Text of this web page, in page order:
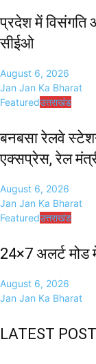
प्रदेश में विसंगति
सीईओ
August 6, 2026
Jan Jan Ka Bharat
Featuredउत्तराखंड
बनबसा रेलवे
एक्सप्रेस, रेल
August 6, 2026
Jan Jan Ka Bharat
Featuredउत्तराखंड
24×7 अलर्ट मोड
August 6, 2026
Jan Jan Ka Bharat
LATEST POST